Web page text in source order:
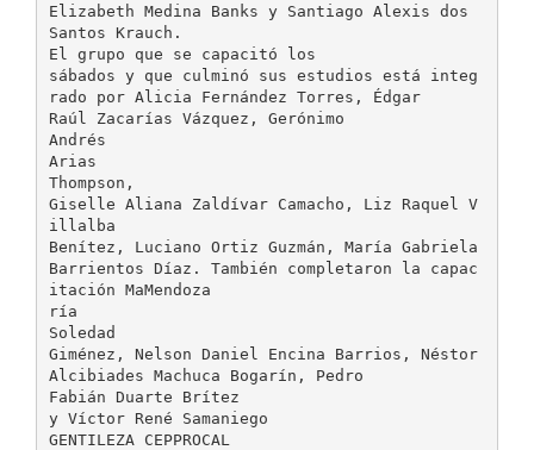
Elizabeth Medina Banks y Santiago Alexis dos
Santos Krauch.
El grupo que se capacitó los
sábados y que culminó sus estudios está integ
rado por Alicia Fernández Torres, Édgar
Raúl Zacarías Vázquez, Gerónimo
Andrés
Arias
Thompson,
Giselle Aliana Zaldívar Camacho, Liz Raquel V
illalba
Benítez, Luciano Ortiz Guzmán, María Gabriela
Barrientos Díaz. También completaron la capac
itación MaMendoza
ría
Soledad
Giménez, Nelson Daniel Encina Barrios, Néstor
Alcibiades Machuca Bogarín, Pedro
Fabián Duarte Brítez
y Víctor René Samaniego
GENTILEZA CEPPROCAL